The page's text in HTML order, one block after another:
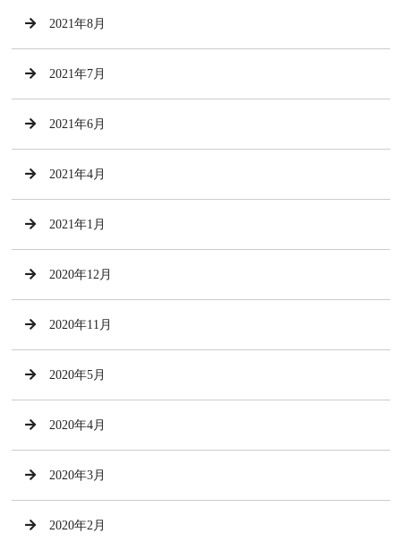
2021年8月
2021年7月
2021年6月
2021年4月
2021年1月
2020年12月
2020年11月
2020年5月
2020年4月
2020年3月
2020年2月